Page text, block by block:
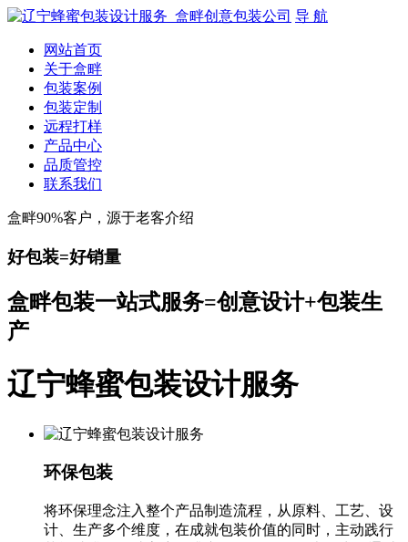
导 航
网站首页
关于盒畔
包装案例
包装定制
远程打样
产品中心
品质管控
联系我们
盒畔90%客户，源于老客介绍
好包装=好销量
盒畔包装一站式服务=创意设计+包装生
产
辽宁蜂蜜包装设计服务
环保包装
将环保理念注入整个产品制造流程，从原料、工艺、设
计、生产多个维度，在成就包装价值的同时，主动践行